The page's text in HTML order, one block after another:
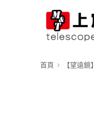
首頁 【望遠鏡】